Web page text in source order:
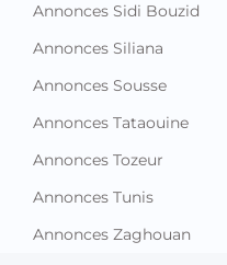
Annonces Sidi Bouzid
Annonces Siliana
Annonces Sousse
Annonces Tataouine
Annonces Tozeur
Annonces Tunis
Annonces Zaghouan